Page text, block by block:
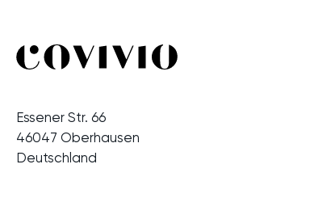
Essener Str. 66
46047 Oberhausen
Deutschland